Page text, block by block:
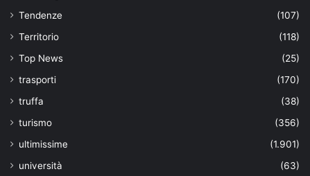
Tendenze
(107)
Territorio
(118)
Top News
(25)
trasporti
(170)
truffa
(38)
turismo
(356)
ultimissime
(1.901)
università
(63)